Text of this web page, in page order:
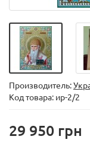
Производитель:
Код товара: ир-2/2
29 950 грн